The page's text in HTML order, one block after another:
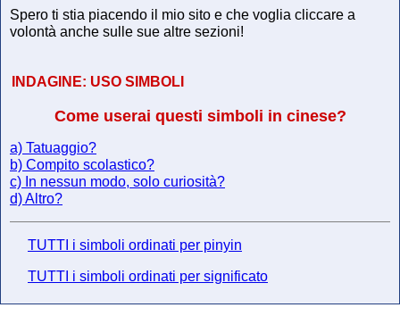
Spero ti stia piacendo il mio sito e che voglia cliccare a
volontà anche sulle sue altre sezioni!
INDAGINE: USO SIMBOLI
Come userai questi simboli in cinese?
a) Tatuaggio?
b) Compito scolastico?
c) In nessun modo, solo curiosità?
d) Altro?
TUTTI i simboli ordinati per pinyin
TUTTI i simboli ordinati per significato